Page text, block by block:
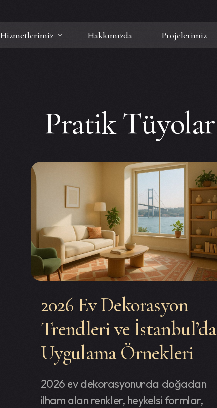
Hizmetlerimiz
Mimari Proje Yönetimi ve Uygulama
Restoran & Cafe İç Mimarlık
Mağaza İç Mimarlık
Kentsel Dönüşüm
Hakkımızda Projelerimiz
Pratik Tüyolar
2026 Ev Dekorasyon
Trendleri ve İstanbul’da
Uygulama Örnekleri
2026 ev dekorasyonunda doğadan
ilham alan renkler, heykelsi formlar,